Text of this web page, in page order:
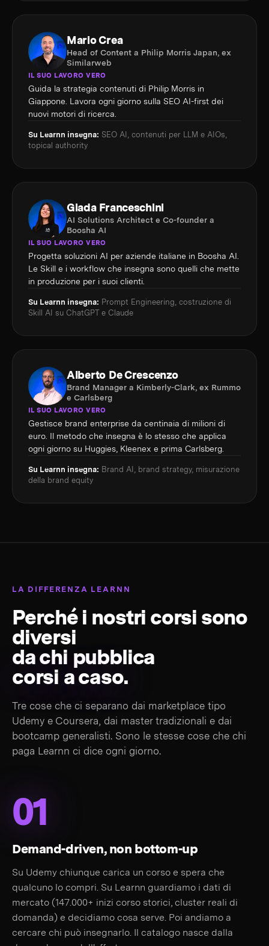
Mario Crea
Head of Content a Philip Morris Japan, ex
Similarweb
IL SUO LAVORO VERO
Guida la strategia contenuti di Philip Morris in
Giappone. Lavora ogni giorno sulla SEO AI-first dei
nuovi motori di ricerca.
Su Learnn insegna: SEO AI, contenuti per LLM e AIOs,
topical authority
Giada Franceschini
AI Solutions Architect e Co-founder a
Boosha AI
IL SUO LAVORO VERO
Progetta soluzioni AI per aziende italiane in Boosha AI.
Le Skill e i workflow che insegna sono quelli che mette
in produzione per i suoi clienti.
Su Learnn insegna: Prompt Engineering, costruzione di
Skill AI su ChatGPT e Claude
Alberto De Crescenzo
Brand Manager a Kimberly-Clark, ex Rummo
e Carlsberg
IL SUO LAVORO VERO
Gestisce brand enterprise da centinaia di milioni di
euro. Il metodo che insegna è lo stesso che applica
ogni giorno su Huggies, Kleenex e prima Carlsberg.
Su Learnn insegna: Brand AI, brand strategy, misurazione
della brand equity
LA DIFFERENZA LEARNN
Perché i nostri corsi sono
diversi
da chi pubblica
corsi a caso.
Tre cose che ci separano dai marketplace tipo
Udemy e Coursera, dai master tradizionali e dai
bootcamp generalisti. Sono le stesse cose che chi
paga Learnn ci dice ogni giorno.
01
Demand-driven, non bottom-up
Su Udemy chiunque carica un corso e spera che
qualcuno lo compri. Su Learnn guardiamo i dati di
mercato (147.000+ inizi corso storici, cluster reali di
domanda) e decidiamo cosa serve. Poi andiamo a
cercare chi può insegnarlo. Il catalogo nasce dalla